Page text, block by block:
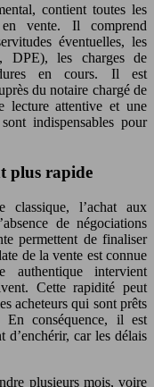
contient toutes les
vente. Il comprend
éventuelles, les
DPE), les charges de
en cours. Il est
du notaire chargé de
attentive et une
indispensables pour
plus rapide
classique, l’achat aux
de négociations
permettent de finaliser
de la vente est connue
intervient
Cette rapidité peut
acheteurs qui sont prêts
En conséquence, il est
d’enchérir, car les délais
plusieurs mois, voire